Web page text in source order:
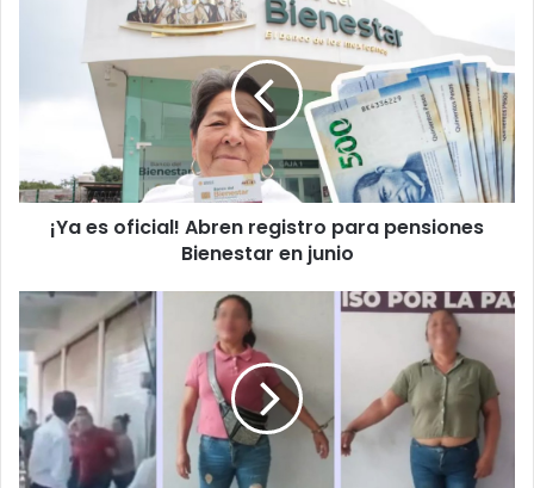
registro
Bienestar
en
junio¡Ya es oficial! Abren registro para pensiones
Bienestar en junio
Descubren
inf1del1dad
y
terminan
a
g0lpes
en
pleno